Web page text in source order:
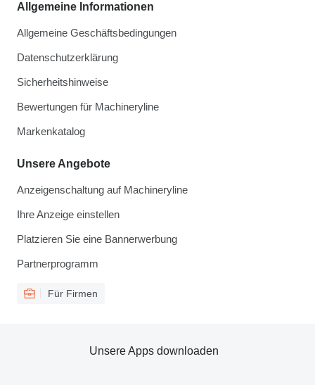
Allgemeine Informationen
Allgemeine Geschäftsbedingungen
Datenschutzerklärung
Sicherheitshinweise
Bewertungen für Machineryline
Markenkatalog
Unsere Angebote
Anzeigenschaltung auf Machineryline
Ihre Anzeige einstellen
Platzieren Sie eine Bannerwerbung
Partnerprogramm
Für Firmen
Unsere Apps downloaden